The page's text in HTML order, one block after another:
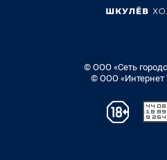
© ООО «Сеть
© ООО «Интернет